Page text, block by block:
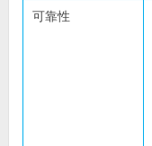
可靠性